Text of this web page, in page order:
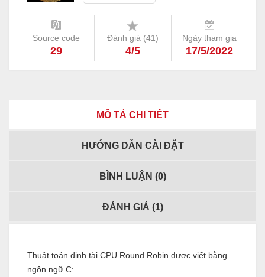
Source code
29
Đánh giá (41)
4/5
Ngày tham gia
17/5/2022
MÔ TẢ CHI TIẾT
HƯỚNG DẪN CÀI ĐẶT
BÌNH LUẬN (0)
ĐÁNH GIÁ (1)
Thuật toán định tài CPU Round Robin được viết bằng
ngôn ngữ C: